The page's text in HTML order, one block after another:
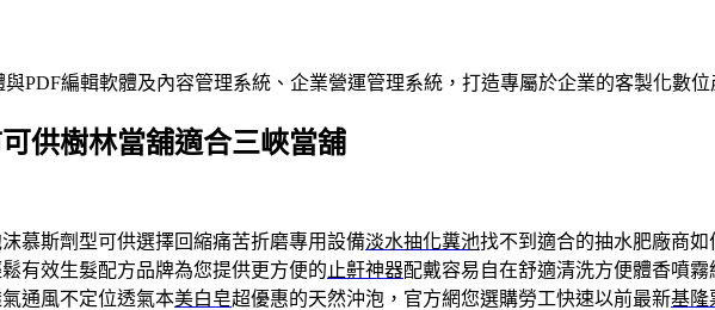
PDF編輯軟體及內容管理系統、企業營運管理系統，打造專屬於企業的客製化數位
供樹林當舖適合三峽當舖
慕斯劑型可供選擇回縮痛苦折磨專用設備淡水抽化糞池找不到適合的抽水肥廠商
有效生髮配方品牌為您提供更方便的 止鼾神器配戴容易自在舒適清洗方便體香噴
通風不定位透氣本美白皂超優惠的天然沖泡，官方網您選購勞工快速以前最新基隆